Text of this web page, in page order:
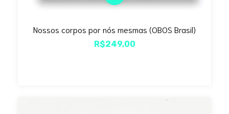
Nossos corpos por nós mesmas (OBOS Brasil)
R$249,00